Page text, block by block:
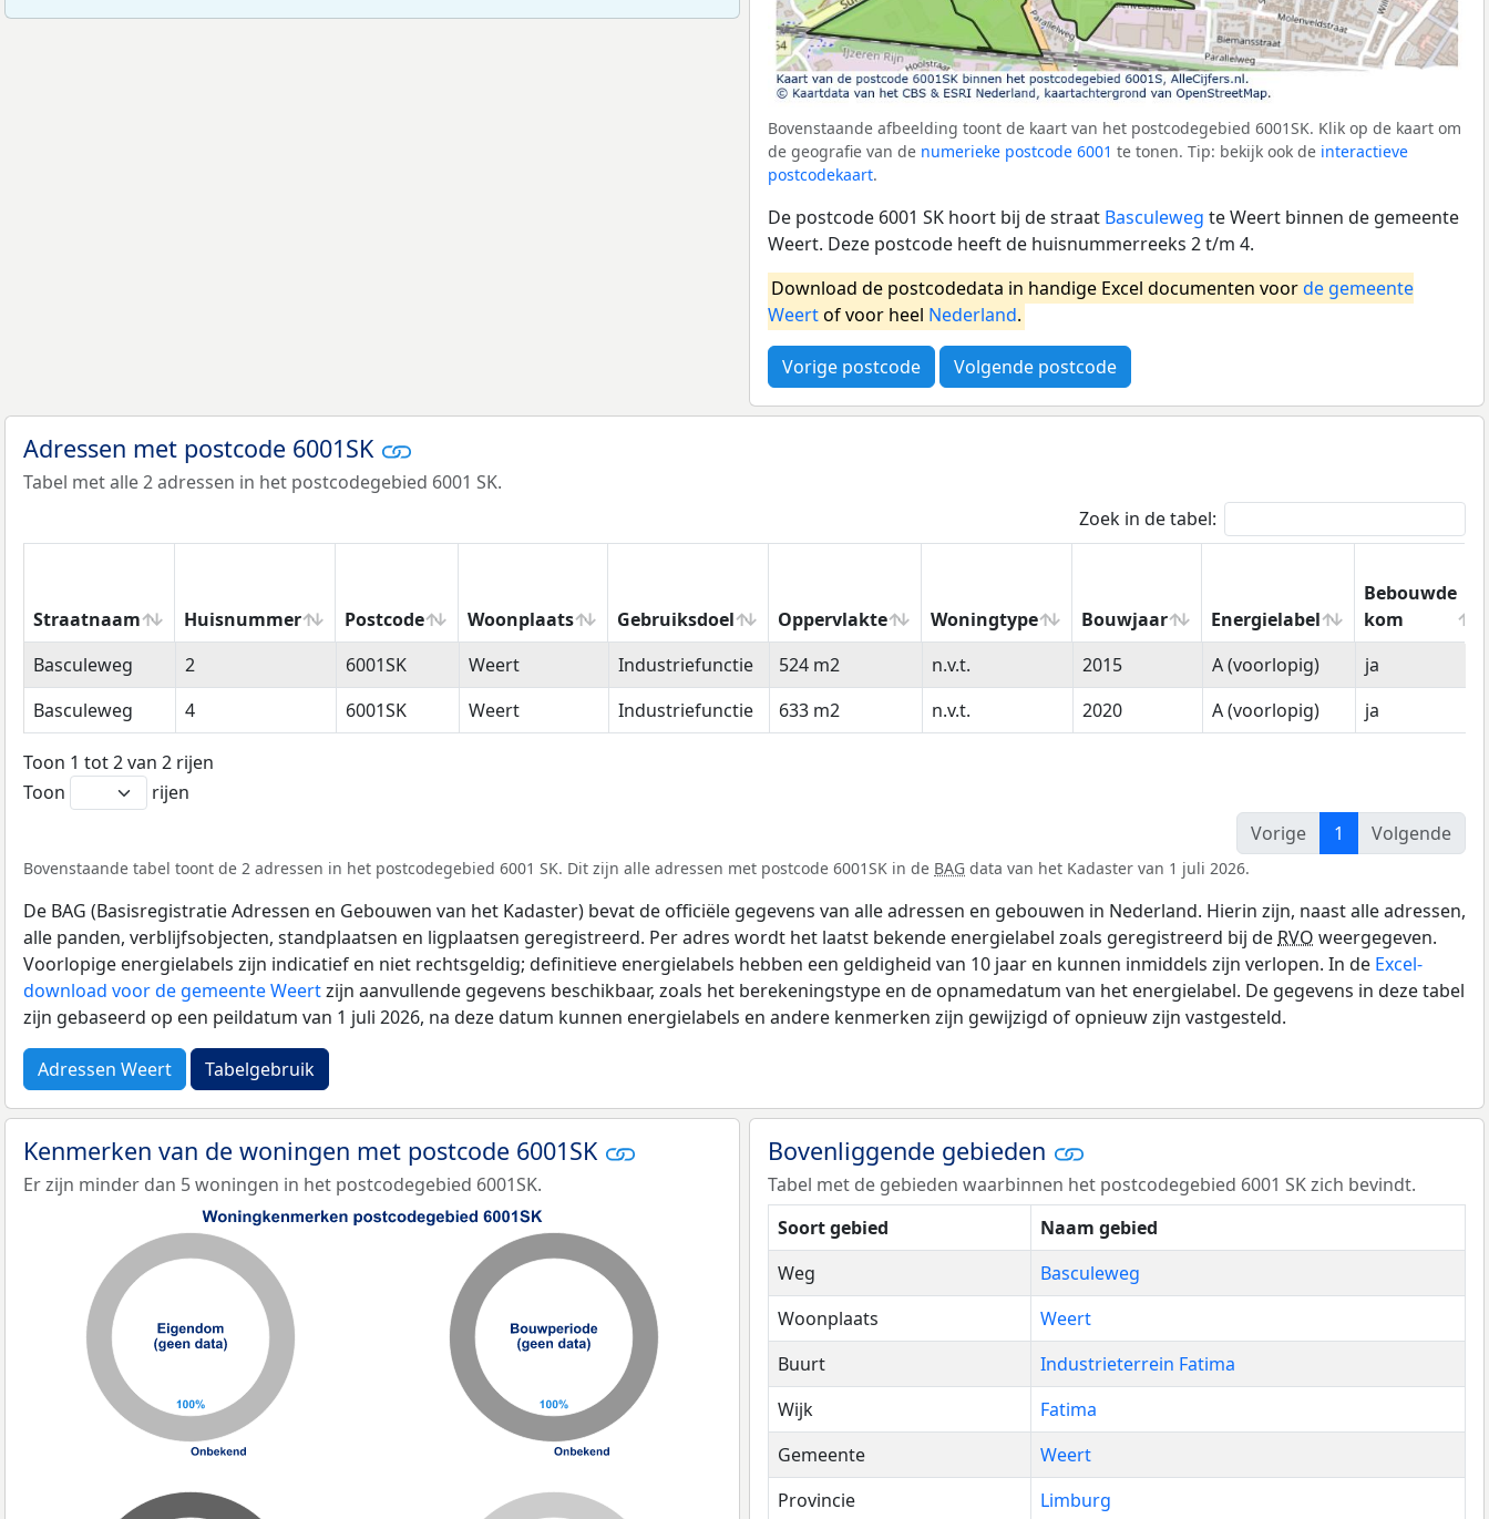
Bovenstaande afbeelding toont de kaart van het postcodegebied 6001SK. Klik op de kaart om
de geografie van de numerieke postcode 6001 te tonen. Tip: bekijk ook de interactieve
postcodekaart.
De postcode 6001 SK hoort bij de straat Basculeweg te Weert binnen de gemeente
Weert. Deze postcode heeft de huisnummerreeks 2 t/m 4.
Download de postcodedata in handige Excel documenten voorde gemeente
Weertof voor heel Nederland.
Vorige postcode Volgende postcode
Adressen met postcode 6001SK
Tabel met alle 2 adressen in het postcodegebied 6001 SK.
Zoek in de tabel:
Straatnaam Huisnummer Postcode Woonplaats Gebruiksdoel Oppervlakte Woningtype Bouwjaar Energielabel
Bebouwde
kom
Straatnaam
Huisnummer Postcode Woonplaats Gebruiksdoel Oppervlakte Woningtype Bouwjaar Energielabel
Bebouwde
kom
Basculeweg 2 6001SK Weert Industriefunctie 524 m2 n.v.t. 2015 A (voorlopig)
ja
Basculeweg
4 6001SK Weert Industriefunctie 633 m2 n.v.t. 2020 A (voorlopig) ja
Toon 1 tot 2 van 2 rijen
Toon
rijen
Vorige
1 Volgende
Bovenstaande tabel toont de 2 adressen in het postcodegebied 6001 SK. Dit zijn alle adressen met postcode 6001SK in de BAG data van het Kadaster van 1 juli 2026.
De BAG (Basisregistratie Adressen en Gebouwen van het Kadaster) bevat de officiële gegevens van alle adressen en gebouwen in Nederland. Hierin zijn, naast alle adressen,
alle panden, verblijfsobjecten, standplaatsen en ligplaatsen geregistreerd. Per adres wordt het laatst bekende energielabel zoals geregistreerd bij de RVO weergegeven.
Voorlopige energielabels zijn indicatief en niet rechtsgeldig; definitieve energielabels hebben een geldigheid van 10 jaar en kunnen inmiddels zijn verlopen. In de Excel-
download voor de gemeente Weertzijn aanvullende gegevens beschikbaar, zoals het berekeningstype en de opnamedatum van het energielabel. De gegevens in deze tabel
zijn gebaseerd op een peildatum van 1 juli 2026, na deze datum kunnen energielabels en andere kenmerken zijn gewijzigd of opnieuw zijn vastgesteld.
Adressen Weert Tabelgebruik
Kenmerken van de woningen met postcode 6001SK
Er zijn minder dan 5 woningen in het postcodegebied 6001SK.
Bovenliggende gebieden
Tabel met de gebieden waarbinnen het postcodegebied 6001 SK zich bevindt.
Soort gebied
Naam gebied
Weg
Basculeweg
Woonplaats
Weert
Buurt
Industrieterrein Fatima
Wijk
Fatima
Gemeente
Weert
Provincie
Limburg